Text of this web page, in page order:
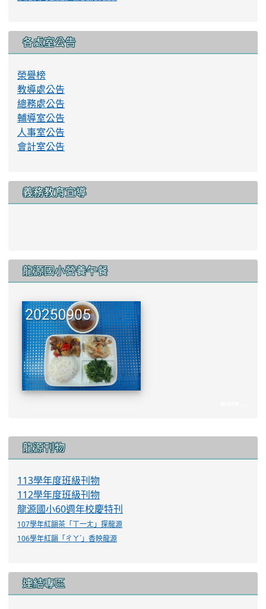
各處室公告
榮譽榜
教導處公告
總務處公告
輔導室公告
人事室公告
會計室公告
義務教育宣導
龍源國小營養午餐
龍源刊物
113學年度班級刊物
112學年度班級刊物
龍源國小60週年校慶特刊
107學年紅韻茶「ㄒ一ㄤ」探龍源
106學年紅韻「ㄔㄚˊ」香映龍源
連結專區